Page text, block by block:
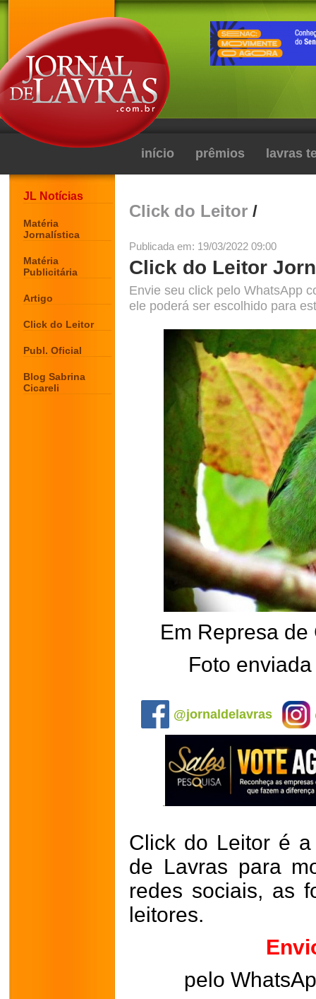
início prêmios lavras
JL Notícias
Matéria
Jornalística
Matéria
Publicitária
Artigo
Click do Leitor
Publ. Oficial
Blog Sabrina
Cicareli
Click do Leitor /
Publicada em: 19/03/2022 09:00
Click do Leitor
Envie seu click pelo WhatsApp
ele poderá ser escolhido para
Em Represa
Foto
@jornaldelavras
Click do Leitor é
de Lavras para
redes sociais, as
leitores.
pelo